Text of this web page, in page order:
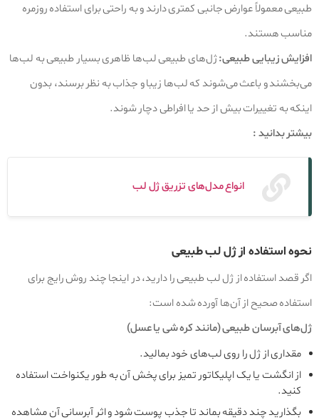
طبیعی معمولاً عوارض جانبی کمتری دارند و به راحتی برای استفاده روزمره
مناسب هستند.
افزایش زیبایی طبیعی:ژل‌های طبیعی لب‌ها ظاهری بسیار طبیعی به لب‌ها
می‌بخشند و باعث می‌شوند که لب‌ها زیبا و جذاب به نظر برسند، بدون
اینکه به تغییرات بیش از حد یا افراطی دچار شوند.
بیشتر بدانید :
انواع مدل‌های تزریق ژل لب
نحوه استفاده از ژل لب طبیعی
اگر قصد استفاده از ژل لب طبیعی را دارید، در اینجا چند روش رایج برای
استفاده صحیح از آن‌ها آورده شده است:
ژل‌های آبرسان طبیعی (مانند کره شی یا عسل)
مقداری از ژل را روی لب‌های خود بمالید.
از انگشت یا یک اپلیکاتور تمیز برای پخش آن به طور یکنواخت استفاده
کنید.
بگذارید چند دقیقه بماند تا جذب پوست شود و اثر آبرسانی آن مشاهده